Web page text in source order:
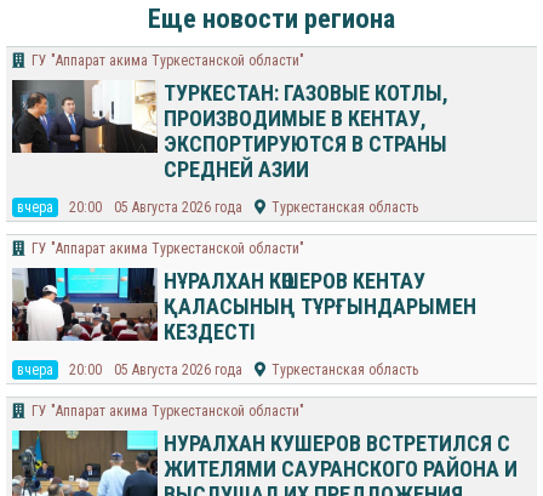
Еще новости региона
ГУ "Аппарат акима Туркестанской области"
ТУРКЕСТАН: ГАЗОВЫЕ КОТЛЫ,
ПРОИЗВОДИМЫЕ В КЕНТАУ,
ЭКСПОРТИРУЮТСЯ В СТРАНЫ
СРЕДНЕЙ АЗИИ
вчера 20:00 05 Августа 2026 года Туркестанская область
ГУ "Аппарат акима Туркестанской области"
НҰРАЛХАН КӨШЕРОВ КЕНТАУ
ҚАЛАСЫНЫҢ ТҰРҒЫНДАРЫМЕН
КЕЗДЕСТІ
вчера 20:00 05 Августа 2026 года Туркестанская область
ГУ "Аппарат акима Туркестанской области"
НУРАЛХАН КУШЕРОВ ВСТРЕТИЛСЯ С
ЖИТЕЛЯМИ САУРАНСКОГО РАЙОНА И